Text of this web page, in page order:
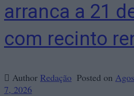
arranca a 21
com recinto
Author Redação Posted on
7, 2026